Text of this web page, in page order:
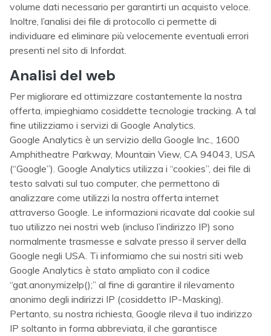
volume dati necessario per garantirti un acquisto veloce.
Inoltre, l’analisi dei file di protocollo ci permette di
individuare ed eliminare più velocemente eventuali errori
presenti nel sito di Infordat.
Analisi del web
Per migliorare ed ottimizzare costantemente la nostra
offerta, impieghiamo cosiddette tecnologie tracking. A tal
fine utilizziamo i servizi di Google Analytics.
Google Analytics è un servizio della Google Inc., 1600
Amphitheatre Parkway, Mountain View, CA 94043, USA
(“Google”). Google Analytics utilizza i “cookies”, dei file di
testo salvati sul tuo computer, che permettono di
analizzare come utilizzi la nostra offerta internet
attraverso Google. Le informazioni ricavate dal cookie sul
tuo utilizzo nei nostri web (incluso l’indirizzo IP) sono
normalmente trasmesse e salvate presso il server della
Google negli USA. Ti informiamo che sui nostri siti web
Google Analytics è stato ampliato con il codice
“gat.anonymizelp();” al fine di garantire il rilevamento
anonimo degli indirizzi IP (cosiddetto IP-Masking).
Pertanto, su nostra richiesta, Google rileva il tuo indirizzo
IP soltanto in forma abbreviata, il che garantisce